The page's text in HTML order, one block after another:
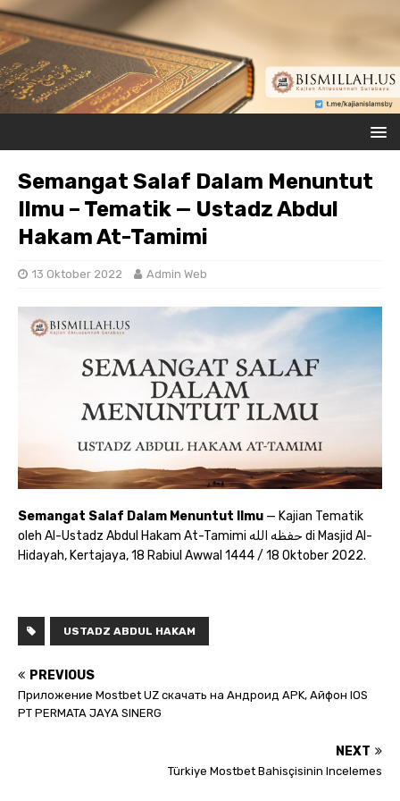
Semangat Salaf Dalam Menuntut
Ilmu – Tematik — Ustadz Abdul
Hakam At-Tamimi
13 Oktober 2022 Admin Web
Semangat Salaf Dalam Menuntut Ilmu — Kajian Tematik
oleh Al-Ustadz Abdul Hakam At-Tamimi حفظه الله di Masjid Al-
Hidayah, Kertajaya, 18 Rabiul Awwal 1444 / 18 Oktober 2022.
USTADZ ABDUL HAKAM
PREVIOUS
Приложение Mostbet UZ скачать на Андроид APK, Айфон IOS
PT PERMATA JAYA SINERG
NEXT
Türkiye Mostbet Bahisçisinin Incelemes